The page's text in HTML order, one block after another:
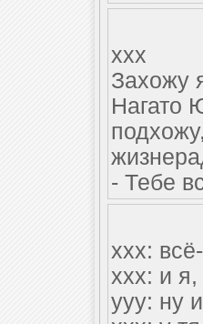
xxx
Захожу
Нагато
- Тебе
xxx:
xxx: и я,
yyy: ну